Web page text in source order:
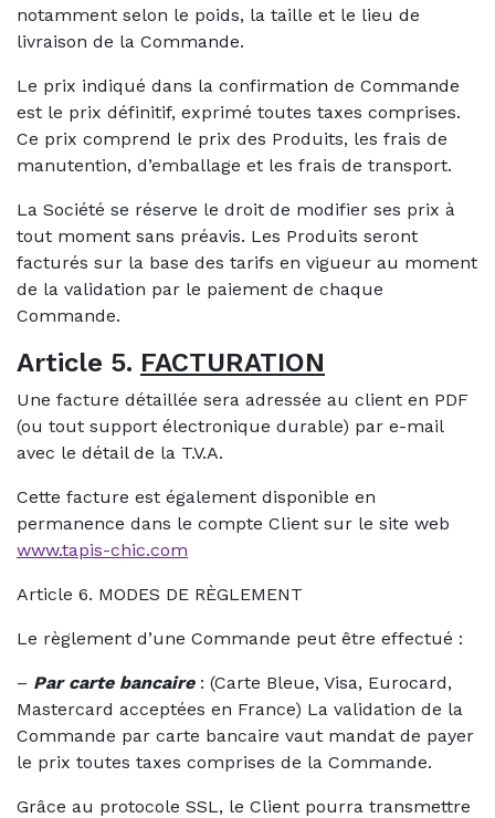
notamment selon le poids, la taille et le lieu de
livraison de la Commande.
Le prix indiqué dans la confirmation de Commande
est le prix définitif, exprimé toutes taxes comprises.
Ce prix comprend le prix des Produits, les frais de
manutention, d’emballage et les frais de transport.
La Société se réserve le droit de modifier ses prix à
tout moment sans préavis. Les Produits seront
facturés sur la base des tarifs en vigueur au moment
de la validation par le paiement de chaque
Commande.
Article 5. FACTURATION
Une facture détaillée sera adressée au client en PDF
(ou tout support électronique durable) par e-mail
avec le détail de la T.V.A.
Cette facture est également disponible en
permanence dans le compte Client sur le site web
www.tapis-chic.com
Article 6. MODES DE RÈGLEMENT
Le règlement d’une Commande peut être effectué :
– Par carte bancaire: (Carte Bleue, Visa, Eurocard,
Mastercard acceptées en France) La validation de la
Commande par carte bancaire vaut mandat de payer
le prix toutes taxes comprises de la Commande.
Grâce au protocole SSL, le Client pourra transmettre